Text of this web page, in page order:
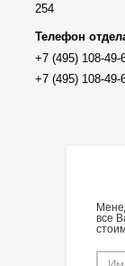
254
Телефон
все